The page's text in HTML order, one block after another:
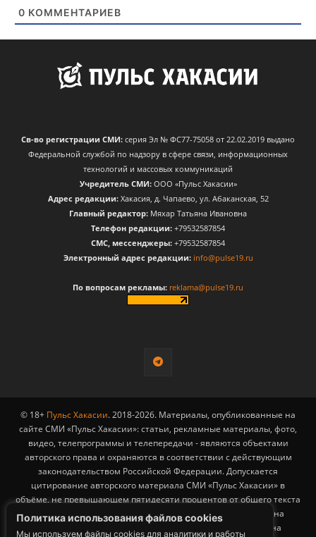
Политика использования файлов cookies
Мы используем файлы cookies для аналитики и работы
0 КОММЕНТАРИЕВ
Св-во регистрации СМИ: серия Эл № ФС77-75058 от 22.02.2019 выдано
Федеральной службой по надзору в сфере связи, информационных
технологий и массовых коммуникаций
Учредитель СМИ:ООО «Пульс Хакасии»
Адрес редакции:Хакасия, д. Чапаево, ул. Абаканская, 52
Главный редактор: Мяхар Татьяна Ивановна
Телефон редакции: +79532587854
CМС, мессенджеры: +79532587854
Электронный адрес редакции: info@pulse19.ru
По вопросам рекламы: reklama@pulse19.ru
© 18+ Пульс Хакасии. 2018-2026. Материалы, опубликованные на
сайте СМИ «Пульс Хакасии»: статьи, рекламные материалы, фото,
видео, телепрограммы и телепередачи - являются объектами
авторского права и охраняются в соответствии с действующим
законодательством Российской Федерации. Допускается
цитирование авторского материала СМИ «Пульс Хакасии» в
объёме, не превышающем пятидесяти процентов от общего текста
публикации с обязательным размещением гиперссылки на
страницу заимствования материала. Гиперссылка должна